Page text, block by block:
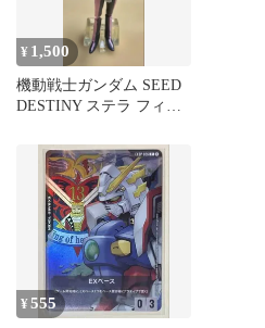
¥ 1,500
機動戦士ガンダム SEED
DESTINY ステラ フィギ
¥555